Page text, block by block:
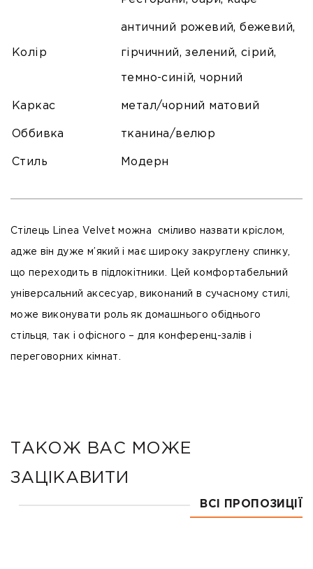
Колір
античний рожевий, бежевий,
гірчичний, зелений, сірий,
темно-синій, чорний
Каркас метал/чорний матовий
Оббивка тканина/велюр
Стиль Модерн
Стілець Linea Velvet можна сміливо назвати кріслом,
адже він дуже м’який і має широку закруглену спинку,
що переходить в підлокітники. Цей комфортабельний
універсальний аксесуар, виконаний в сучасному стилі,
може виконувати роль як домашнього обіднього
стільця, так і офісного – для конференц-залів і
переговорних кімнат.
ТАКОЖ ВАС МОЖЕ
ЗАЦІКАВИТИ
ВСІ ПРОПОЗИЦІЇ